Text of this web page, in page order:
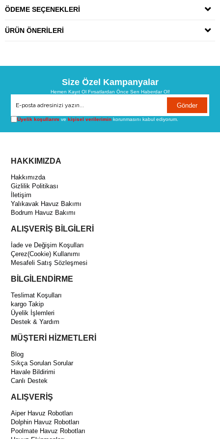
ÖDEME SEÇENEKLERI
ÜRÜN ÖNERILERI
Size Özel Kampanyalar
Hemen Kayıt Ol Fırsatlardan Önce Sen Haberdar Ol!
Gönder
Üyelik koşullarını vekişisel verilerimin korunmasını kabul ediyorum.
HAKKIMIZDA
Hakkımızda
Gizlilik Politikası
İletişim
Yalıkavak Havuz Bakımı
Bodrum Havuz Bakımı
ALIŞVERİŞ BİLGİLERİ
İade ve Değişim Koşulları
Çerez(Cookie) Kullanımı
Mesafeli Satış Sözleşmesi
BİLGİLENDİRME
Teslimat Koşulları
kargo Takip
Üyelik İşlemleri
Destek & Yardım
MÜŞTERİ HİZMETLERİ
Blog
Sıkça Sorulan Sorular
Havale Bildirimi
Canlı Destek
ALIŞVERİŞ
Aiper Havuz Robotları
Dolphin Havuz Robotları
Poolmate Havuz Robotları